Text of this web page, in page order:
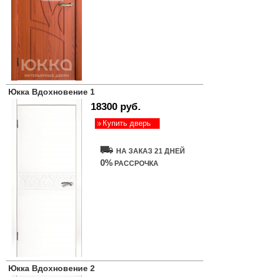
Юкка Вдохновение 1
18300 руб.
Купить дверь
НА ЗАКАЗ 21 ДНЕЙ
0% РАССРОЧКА
Юкка Вдохновение 2